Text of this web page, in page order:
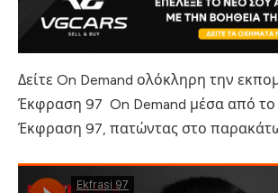
Δείτε On Demand ολόκληρη την
Έκφραση 97 On Demand μέσα από το
Έκφραση 97, πατώντας στο